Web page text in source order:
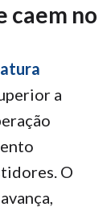
caem no
a
O